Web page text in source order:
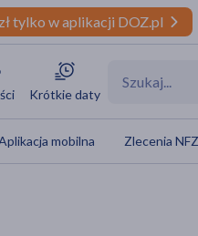
tylko w aplikacji DOZ.pl
Krótkie daty
mobilna Zlecenia NFZ